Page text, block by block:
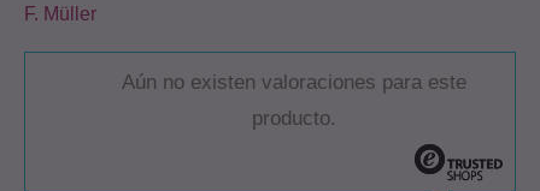
F. Müller
Aún no existen valoraciones para este
producto.